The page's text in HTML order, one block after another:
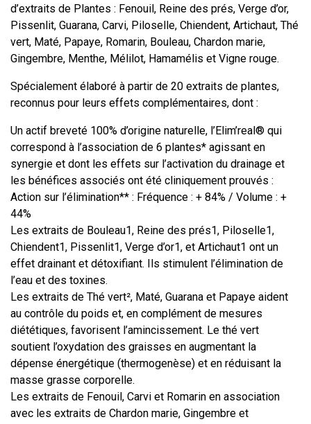
d’extraits de Plantes : Fenouil, Reine des prés, Verge d’or,
Pissenlit, Guarana, Carvi, Piloselle, Chiendent, Artichaut, Thé
vert, Maté, Papaye, Romarin, Bouleau, Chardon marie,
Gingembre, Menthe, Mélilot, Hamamélis et Vigne rouge.
Spécialement élaboré à partir de 20 extraits de plantes,
reconnus pour leurs effets complémentaires, dont :
Un actif breveté 100% d’origine naturelle, l’Elim’real® qui
correspond à l’association de 6 plantes* agissant en
synergie et dont les effets sur l’activation du drainage et
les bénéfices associés ont été cliniquement prouvés :
Action sur l’élimination** : Fréquence : + 84% / Volume : +
44%
Les extraits de Bouleau1, Reine des prés1, Piloselle1,
Chiendent1, Pissenlit1, Verge d’or1, et Artichaut1 ont un
effet drainant et détoxifiant. Ils stimulent l’élimination de
l’eau et des toxines.
Les extraits de Thé vert², Maté, Guarana et Papaye aident
au contrôle du poids et, en complément de mesures
diététiques, favorisent l’amincissement. Le thé vert
soutient l’oxydation des graisses en augmentant la
dépense énergétique (thermogenèse) et en réduisant la
masse grasse corporelle.
Les extraits de Fenouil, Carvi et Romarin en association
avec les extraits de Chardon marie, Gingembre et